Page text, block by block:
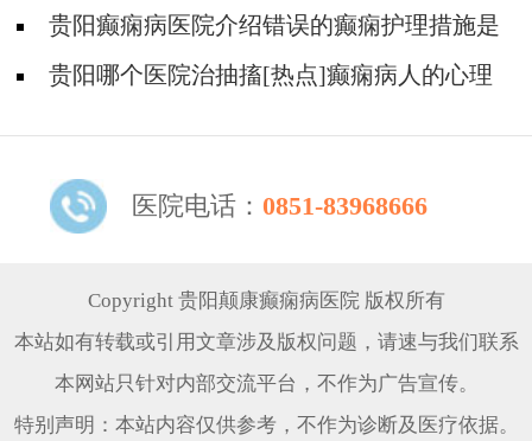
贵阳癫痫病医院介绍错误的癫痫护理措施是
哪些？
贵阳哪个医院治抽搐[热点]癫痫病人的心理
医院电话： 0851-83968666
Copyright 贵阳颠康癫痫病医院 版权所有
本站如有转载或引用文章涉及版权问题，请速与我们联系
本网站只针对内部交流平台，不作为广告宣传。
特别声明：本站内容仅供参考，不作为诊断及医疗依据。